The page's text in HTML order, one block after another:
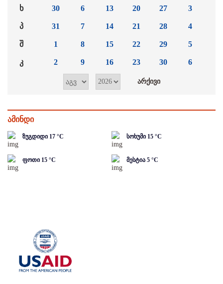
ხ
პ
შ
კ
30
31
1
2
6
7
8
9
13
14
15
16
20
21
22
23
27
28
29
30
3
4
5
6
ამინდი
ზუგდიდი 17 °C სოხუმი 15 °C
ფოთი 15 °C მესტია 5 °C